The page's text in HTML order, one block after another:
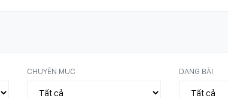
CHUYÊN MỤC DẠNG BÀI